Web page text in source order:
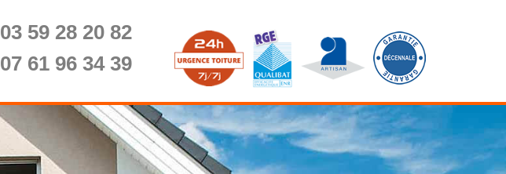
03 59 28 20 82
07 61 96 34 39